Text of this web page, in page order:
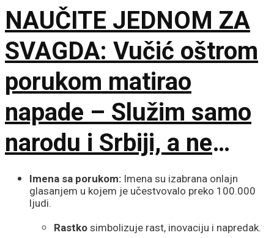
NAUČITE JEDNOM ZA
SVAGDA: Vučić oštrom
porukom matirao
napade – Služim samo
narodu i Srbiji, a ne
stranim silama
Imena sa porukom: Imena su izabrana onlajn
glasanjem u kojem je učestvovalo preko 100.000
ljudi.
Rastko simbolizuje rast, inovaciju i napredak.